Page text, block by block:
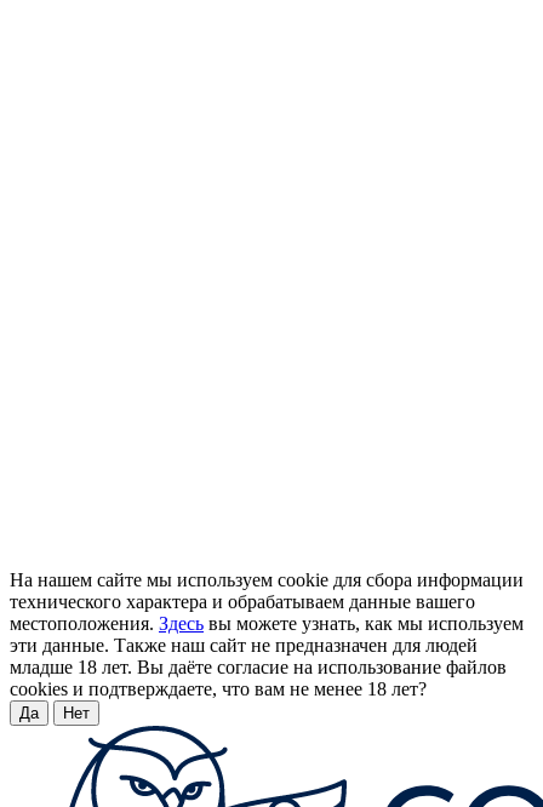
На нашем сайте мы используем cookie для сбора информации
технического характера и обрабатываем данные вашего
местоположения. Здесь вы можете узнать, как мы используем
эти данные. Также наш сайт не предназначен для людей
младше 18 лет. Вы даёте согласие на использование файлов
cookies и подтверждаете, что вам не менее 18 лет?
Да Нет